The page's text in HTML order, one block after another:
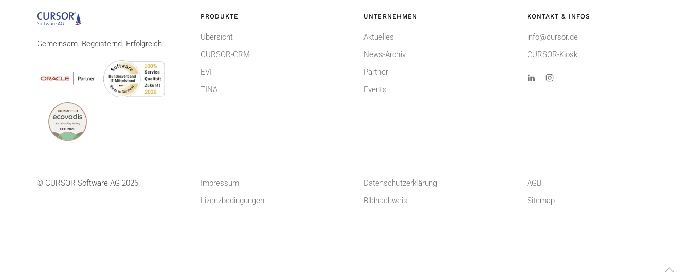
Gemeinsam. Begeisternd. Erfolgreich.
PRODUKTE
Übersicht
CURSOR-CRM
EVI
TINA
UNTERNEHMEN
Aktuelles
News-Archiv
Partner
Events
KONTAKT & INFOS
info@cursor.de
CURSOR-Kiosk
© CURSOR Software AG 2026
Impressum
Lizenzbedingungen
Datenschutzerklärung
Bildnachweis
AGB
Sitemap